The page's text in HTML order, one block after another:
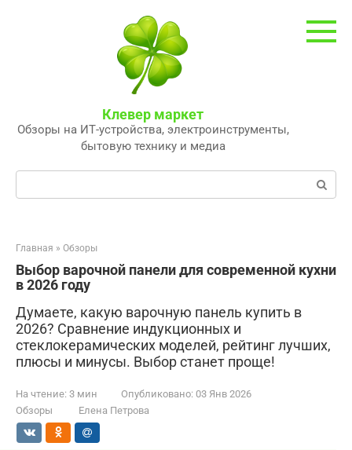
Клевер маркет
Обзоры на ИТ-устройства, электроинструменты,
бытовую технику и медиа
Поиск:
Главная » Обзоры
Выбор варочной панели для современной кухни
в 2026 году
Думаете, какую варочную панель купить в
2026? Сравнение индукционных и
стеклокерамических моделей, рейтинг лучших,
плюсы и минусы. Выбор станет проще!
На чтение: 3 мин Опубликовано: 03 Янв 2026
Обзоры
Елена Петрова